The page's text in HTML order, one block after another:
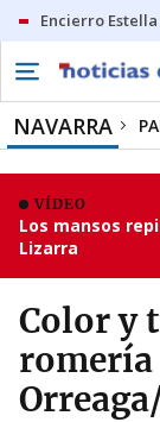
Encierro
NAVARRA
VÍDEO
Los mansos
Lizarra
Color y
romería